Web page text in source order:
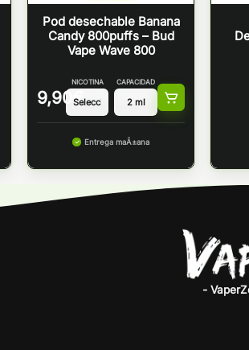
Pod desechable Banana
Candy 800puffs – Bud
Vape Wave 800
9,90 €
NICOTINA CAPACIDAD
Entrega maÃ±ana
-